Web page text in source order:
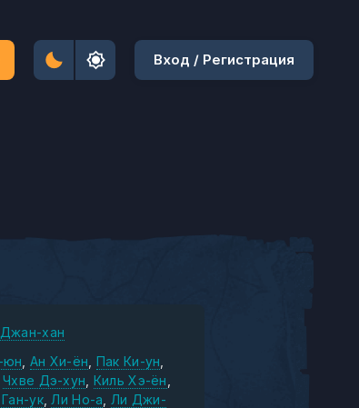
Вход / Регистрация
хан
Ан Хи-ён Пак Ки-ун
Чхве Дэ-хун Киль Хэ-ён
ук Ли Но-а
Ли Джи-